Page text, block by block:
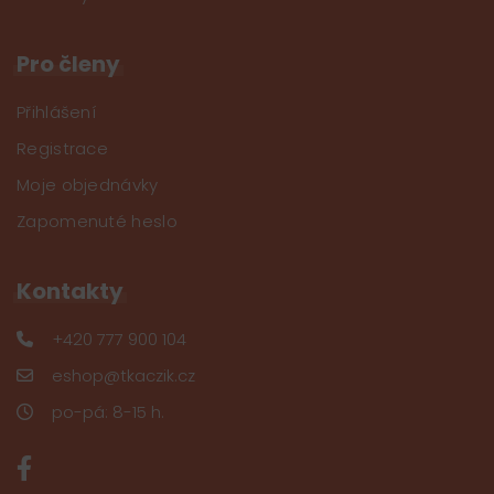
Pro členy
Přihlášení
Registrace
Moje objednávky
Zapomenuté heslo
Kontakty
+420 777 900 104
eshop@tkaczik.cz
po-pá: 8-15 h.